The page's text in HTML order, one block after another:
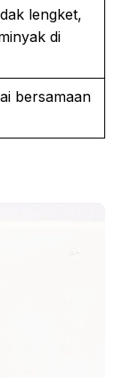
lengket,
di
bersamaan